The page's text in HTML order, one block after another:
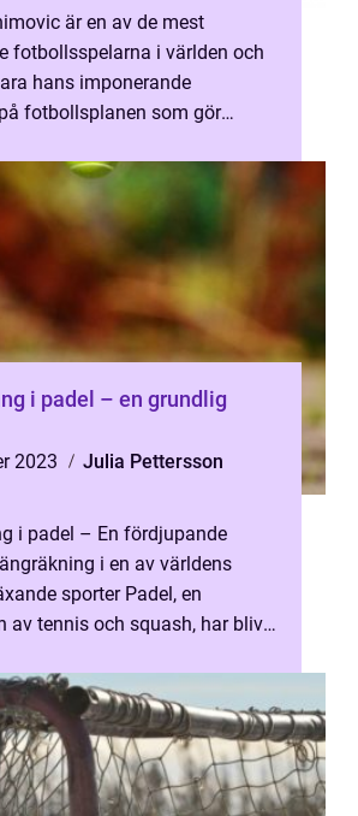
är en av de mest
fotbollsspelarna i världen och
hans imponerande
fotbollsplanen som gör
i padel – en grundlig
2023
Julia Pettersson
i padel – En fördjupande
i en av världens
sporter Padel, en
av tennis och squash, har blivit